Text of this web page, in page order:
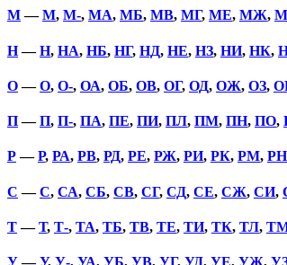
М—М, М-, МА, МБ, МВ, МГ, МЕ, МЖ,
Н—Н, НА, НБ, НГ, НД, НЕ, НЗ, НИ, НК,
О—О, О-, ОА, ОБ, ОВ, ОГ, ОД, ОЖ, ОЗ,
П—П, П-, ПА, ПЕ, ПИ, ПЛ, ПМ, ПН, ПО,
Р—Р, РА, РВ, РД, РЕ, РЖ, РИ, РК, РМ, РН
С —С, СА, СБ, СВ, СГ, СД, СЕ, СЖ, СИ,
Т—Т, Т-, ТА, ТБ, ТВ, ТЕ, ТИ, ТК, ТЛ,